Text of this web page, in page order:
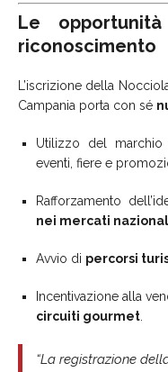
Le
riconoscimento
L’iscrizione della
Campania porta con sé
Utilizzo del marchio
eventi, fiere e
Rafforzamento
nei mercati
Avvio di percorsi
Incentivazione alla
circuiti gourmet.
“La registrazione